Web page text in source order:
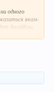
одного
якам-
дисейблы,